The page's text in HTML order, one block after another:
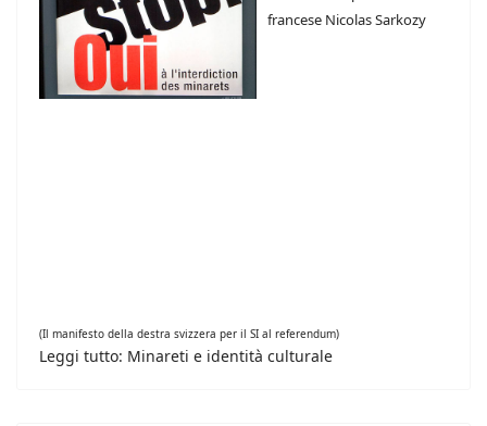
francese Nicolas Sarkozy
(Il manifesto della destra svizzera per il SI al referendum)
Leggi tutto: Minareti e identità culturale